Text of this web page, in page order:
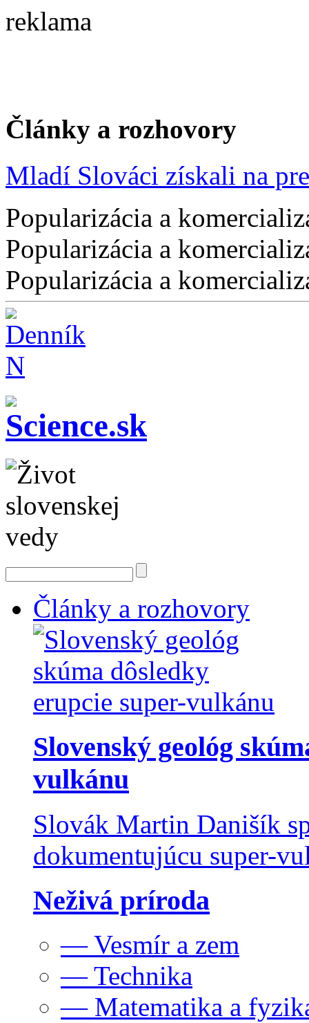
reklama
Články a rozhovory
Mladí Slováci získali na
Popularizácia a
Popularizácia a
Popularizácia a
Články a rozhovory
Slovenský geológ
vulkánu
Slovák Martin Danišík
dokumentujúcu super-
Neživá príroda
— Vesmír a zem
— Technika
— Matematika a